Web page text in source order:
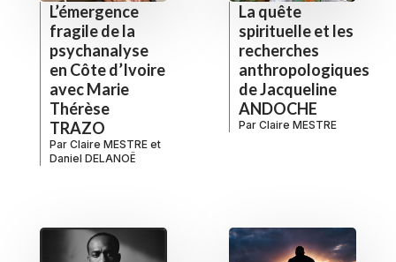
L’émergence
fragile de la
psychanalyse
en Côte d’Ivoire
avec Marie
Thérèse
TRAZO
Par Claire MESTRE et
Daniel DELANOË
La quête
spirituelle et les
recherches
anthropologiques
de Jacqueline
ANDOCHE
Par Claire MESTRE